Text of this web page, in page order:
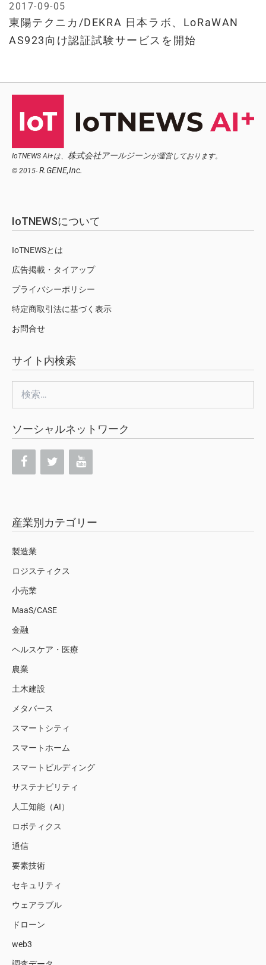
東陽テクニカ/DEKRA 日本ラボ、LoRaWAN
AS923向け認証試験サービスを開始
2017-09-05
IoTNEWS AI+は、 株式会社アールジーンが運営しております。
© 2015- R.GENE,Inc.
IoTNEWSについて
IoTNEWSとは
広告掲載・タイアップ
プライバシーポリシー
特定商取引法に基づく表示
お問合せ
サイト内検索
索:
ソーシャルネットワーク
産業別カテゴリー
製造業
ロジスティクス
小売業
MaaS/CASE
金融
ヘルスケア・医療
農業
土木建設
メタバース
スマートシティ
スマートホーム
スマートビルディング
サステナビリティ
人工知能（AI）
ロボティクス
通信
要素技術
セキュリティ
ウェアラブル
ドローン
web3